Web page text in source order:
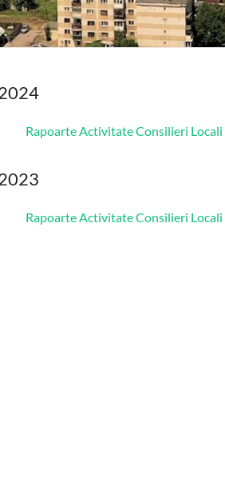
Rapoarte Activitate Consilieri
Rapoarte Activitate Consilieri